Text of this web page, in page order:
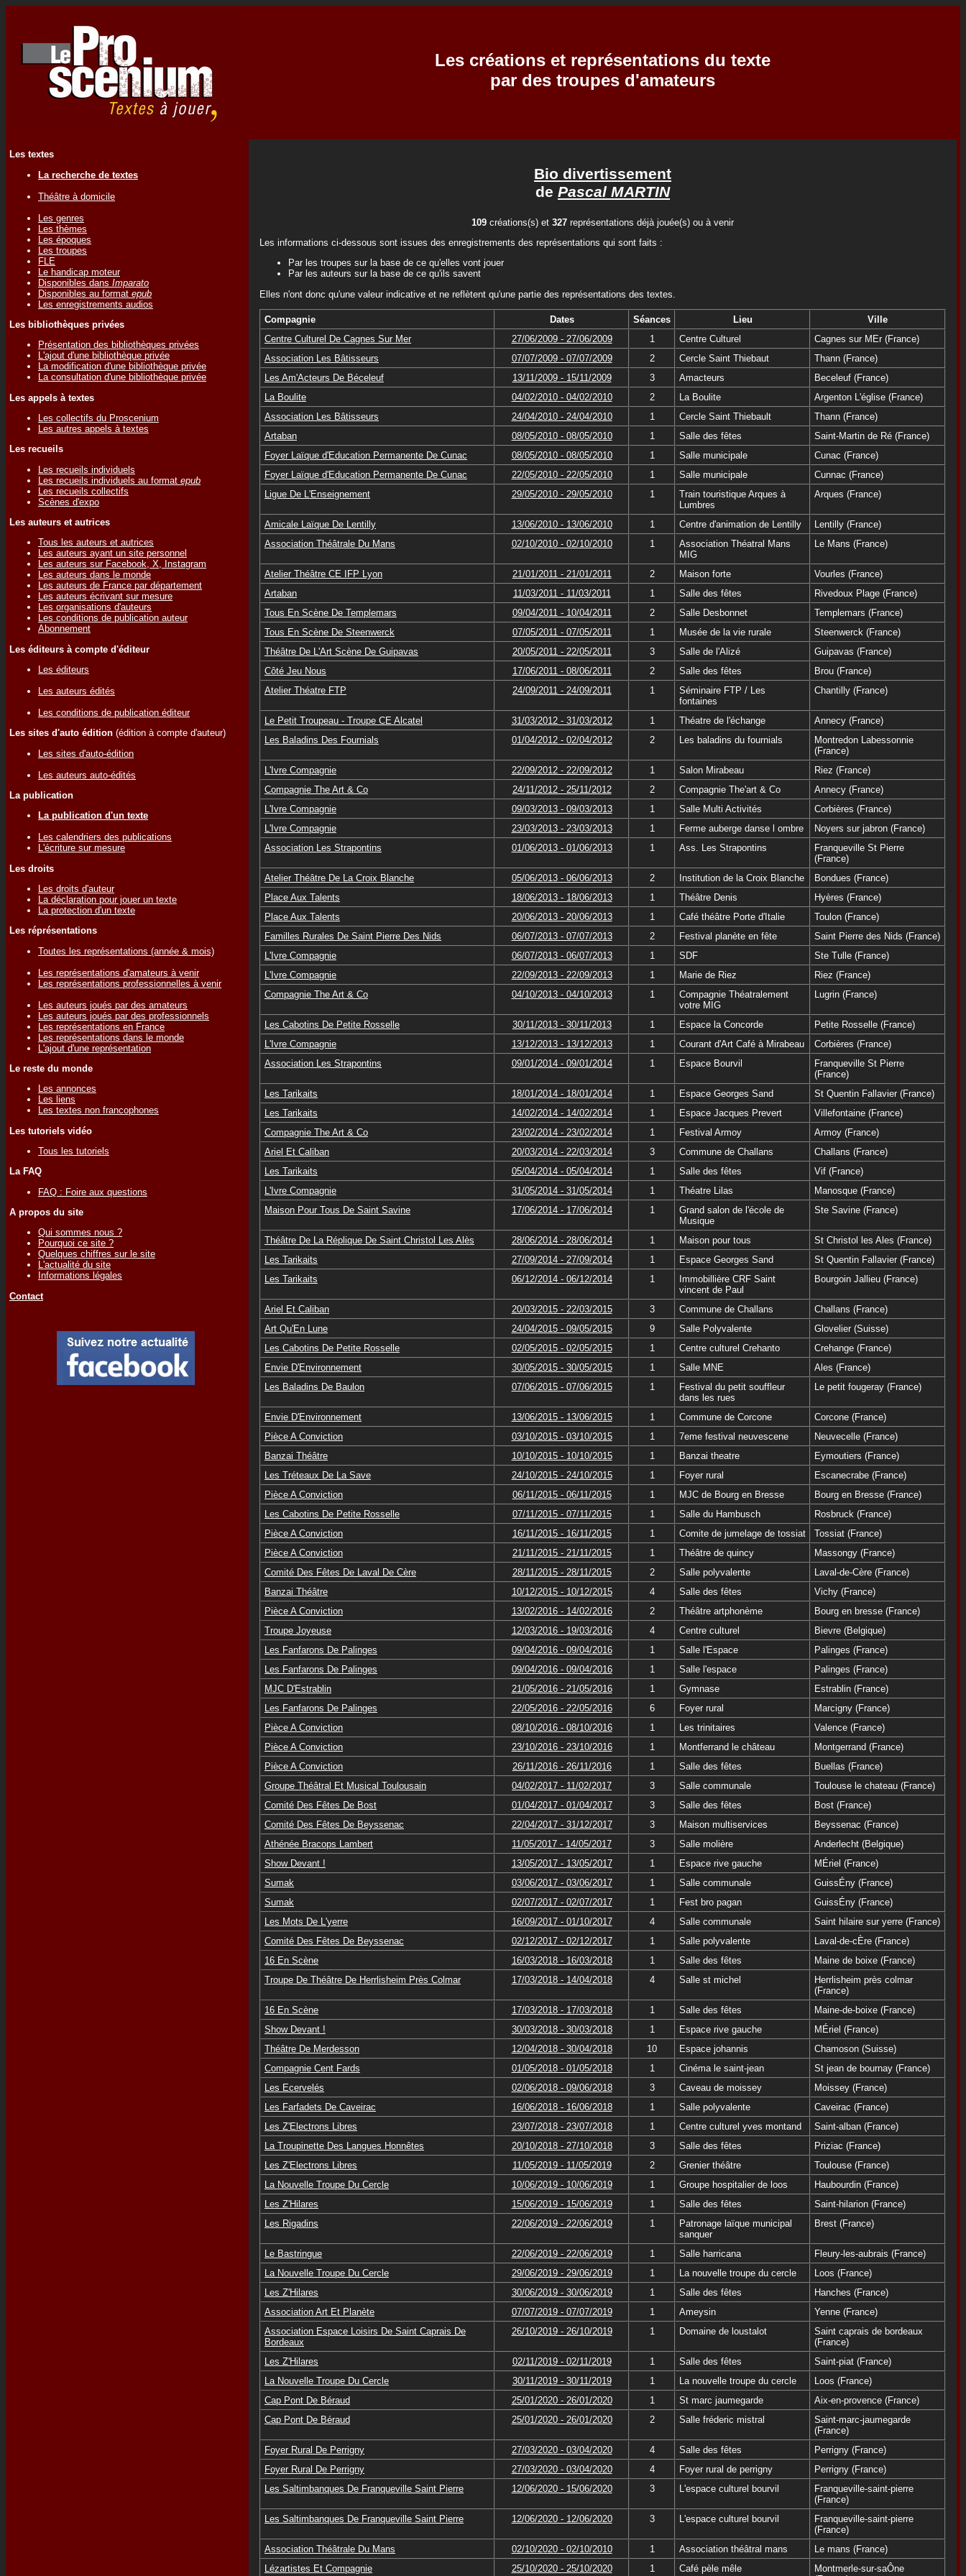
Les créations et représentations du texte
par des troupes d'amateurs
Les textes
La recherche de textes
Théâtre à domicile
Les genres
Les thèmes
Les époques
Les troupes
FLE
Le handicap moteur
Disponibles dans Imparato
Disponibles au format epub
Les enregistrements audios
Les bibliothèques privées
Présentation des bibliothèques privées
L'ajout d'une bibliothèque privée
La modification d'une bibliothèque privée
La consultation d'une bibliothèque privée
Les appels à textes
Les collectifs du Proscenium
Les autres appels à textes
Les recueils
Les recueils individuels
Les recueils individuels au format epub
Les recueils collectifs
Scènes d'expo
Les auteurs et autrices
Tous les auteurs et autrices
Les auteurs ayant un site personnel
Les auteurs sur Facebook, X, Instagram
Les auteurs dans le monde
Les auteurs de France par département
Les auteurs écrivant sur mesure
Les organisations d'auteurs
Les conditions de publication auteur
Abonnement
Les éditeurs à compte d'éditeur
Les éditeurs
Les auteurs édités
Les conditions de publication éditeur
Les sites d'auto édition (édition à compte d'auteur)
Les sites d'auto-édition
Les auteurs auto-édités
La publication
La publication d'un texte
Les calendriers des publications
L'écriture sur mesure
Les droits
Les droits d'auteur
La déclaration pour jouer un texte
La protection d'un texte
Les réprésentations
Toutes les représentations (année & mois)
Les représentations d'amateurs à venir
Les représentations professionnelles à venir
Les auteurs joués par des amateurs
Les auteurs joués par des professionnels
Les représentations en France
Les représentations dans le monde
L'ajout d'une représentation
Le reste du monde
Les annonces
Les liens
Les textes non francophones
Les tutoriels vidéo
Tous les tutoriels
La FAQ
FAQ : Foire aux questions
A propos du site
Qui sommes nous ?
Pourquoi ce site ?
Quelques chiffres sur le site
L'actualité du site
Informations légales
Contact
Bio divertissement
de Pascal MARTIN
109 créations(s) et 327 représentations déjà jouée(s) ou à venir
Les informations ci-dessous sont issues des enregistrements des représentations qui sont faits :
Par les troupes sur la base de ce qu'elles vont jouer
Par les auteurs sur la base de ce qu'ils savent
Elles n'ont donc qu'une valeur indicative et ne reflètent qu'une partie des représentations des textes.
Compagnie Dates Séances Lieu
Ville
Centre Culturel De Cagnes Sur Mer
27/06/2009 - 27/06/2009 1 Centre Culturel
Cagnes sur MEr (France)
Association Les Bâtisseurs
07/07/2009 - 07/07/2009 2 Cercle Saint Thiebaut
Thann (France)
Les Am'Acteurs De Béceleuf
13/11/2009 - 15/11/2009 3 Amacteurs
Beceleuf (France)
La Boulite
04/02/2010 - 04/02/2010 2 La Boulite
Argenton L'église (France)
Association Les Bâtisseurs
24/04/2010 - 24/04/2010 1 Cercle Saint Thiebault
Thann (France)
Artaban
08/05/2010 - 08/05/2010 1 Salle des fêtes
Saint-Martin de Ré (France)
Foyer Laïque d'Education Permanente De Cunac
08/05/2010 - 08/05/2010 1 Salle municipale
Cunac (France)
Foyer Laïque d'Education Permanente De Cunac
22/05/2010 - 22/05/2010 1 Salle municipale
Cunnac (France)
Ligue De L'Enseignement
29/05/2010 - 29/05/2010 1
Train touristique Arques à
Lumbres
Arques (France)
Amicale Laïque De Lentilly 13/06/2010 - 13/06/2010 1 Centre d'animation de Lentilly
Lentilly (France)
Association Théâtrale Du Mans
02/10/2010 - 02/10/2010 1
Association Théatral Mans
MIG
Le Mans (France)
Atelier Théâtre CE IFP Lyon 21/01/2011 - 21/01/2011 2 Maison forte
Vourles (France)
Artaban
11/03/2011 - 11/03/2011 1 Salle des fêtes
Rivedoux Plage (France)
Tous En Scène De Templemars
09/04/2011 - 10/04/2011 2 Salle Desbonnet
Templemars (France)
Tous En Scène De Steenwerck
07/05/2011 - 07/05/2011 1 Musée de la vie rurale
Steenwerck (France)
Théâtre De L'Art Scène De Guipavas
20/05/2011 - 22/05/2011 3 Salle de l'Alizé
Guipavas (France)
Côté Jeu Nous
17/06/2011 - 08/06/2011 2 Salle des fêtes
Brou (France)
Atelier Théatre FTP
24/09/2011 - 24/09/2011 1
Séminaire FTP / Les
fontaines
Chantilly (France)
Le Petit Troupeau - Troupe CE Alcatel 31/03/2012 - 31/03/2012 1 Théatre de l'échange
Annecy (France)
Les Baladins Des Fournials
01/04/2012 - 02/04/2012 2 Les baladins du fournials
Montredon Labessonnie
(France)
L'Ivre Compagnie
22/09/2012 - 22/09/2012 1 Salon Mirabeau
Riez (France)
Compagnie The Art & Co
24/11/2012 - 25/11/2012 2 Compagnie The'art & Co
Annecy (France)
L'Ivre Compagnie
09/03/2013 - 09/03/2013 1 Salle Multi Activités
Corbières (France)
L'Ivre Compagnie
23/03/2013 - 23/03/2013 1 Ferme auberge danse l ombre
Noyers sur jabron (France)
Association Les Strapontins
01/06/2013 - 01/06/2013 1 Ass. Les Strapontins
Franqueville St Pierre
(France)
Atelier Théâtre De La Croix Blanche
05/06/2013 - 06/06/2013 2 Institution de la Croix Blanche
Bondues (France)
Place Aux Talents
18/06/2013 - 18/06/2013 1 Théâtre Denis
Hyères (France)
Place Aux Talents
20/06/2013 - 20/06/2013 1 Café théâtre Porte d'Italie
Toulon (France)
Familles Rurales De Saint Pierre Des Nids
06/07/2013 - 07/07/2013 2 Festival planète en fête
Saint Pierre des Nids (France)
L'Ivre Compagnie
06/07/2013 - 06/07/2013 1 SDF
Ste Tulle (France)
L'Ivre Compagnie
22/09/2013 - 22/09/2013 1 Marie de Riez
Riez (France)
Compagnie The Art & Co
04/10/2013 - 04/10/2013 1
Compagnie Théatralement
votre MIG
Lugrin (France)
Les Cabotins De Petite Rosselle 30/11/2013 - 30/11/2013 1 Espace la Concorde
Petite Rosselle (France)
L'Ivre Compagnie
13/12/2013 - 13/12/2013 1 Courant d'Art Café à Mirabeau
Corbières (France)
Association Les Strapontins
09/01/2014 - 09/01/2014 1 Espace Bourvil
Franqueville St Pierre
(France)
Les Tarikaits
18/01/2014 - 18/01/2014 1 Espace Georges Sand
St Quentin Fallavier (France)
Les Tarikaits
14/02/2014 - 14/02/2014 1 Espace Jacques Prevert
Villefontaine (France)
Compagnie The Art & Co
23/02/2014 - 23/02/2014 1 Festival Armoy
Armoy (France)
Ariel Et Caliban
20/03/2014 - 22/03/2014 3 Commune de Challans
Challans (France)
Les Tarikaits
05/04/2014 - 05/04/2014 1 Salle des fêtes
Vif (France)
L'Ivre Compagnie
31/05/2014 - 31/05/2014 1 Théatre Lilas
Manosque (France)
Maison Pour Tous De Saint Savine
17/06/2014 - 17/06/2014 1
Grand salon de l'école de
Musique
Ste Savine (France)
Théâtre De La Réplique De Saint Christol Les Alès 28/06/2014 - 28/06/2014 1 Maison pour tous
St Christol les Ales (France)
Les Tarikaits
27/09/2014 - 27/09/2014 1 Espace Georges Sand
St Quentin Fallavier (France)
Les Tarikaits
06/12/2014 - 06/12/2014 1
Immobillière CRF Saint
vincent de Paul
Bourgoin Jallieu (France)
Ariel Et Caliban 20/03/2015 - 22/03/2015 3 Commune de Challans
Challans (France)
Art Qu'En Lune
24/04/2015 - 09/05/2015 9 Salle Polyvalente
Glovelier (Suisse)
Les Cabotins De Petite Rosselle
02/05/2015 - 02/05/2015 1 Centre culturel Crehanto
Crehange (France)
Envie D'Environnement
30/05/2015 - 30/05/2015 1 Salle MNE
Ales (France)
Les Baladins De Baulon
07/06/2015 - 07/06/2015 1
Festival du petit souffleur
dans les rues
Le petit fougeray (France)
Envie D'Environnement 13/06/2015 - 13/06/2015 1 Commune de Corcone
Corcone (France)
Pièce A Conviction
03/10/2015 - 03/10/2015 1 7eme festival neuvescene
Neuvecelle (France)
Banzai Théâtre
10/10/2015 - 10/10/2015 1 Banzai theatre
Eymoutiers (France)
Les Tréteaux De La Save
24/10/2015 - 24/10/2015 1 Foyer rural
Escanecrabe (France)
Pièce A Conviction
06/11/2015 - 06/11/2015 1 MJC de Bourg en Bresse
Bourg en Bresse (France)
Les Cabotins De Petite Rosselle
07/11/2015 - 07/11/2015 1 Salle du Hambusch
Rosbruck (France)
Pièce A Conviction
16/11/2015 - 16/11/2015 1 Comite de jumelage de tossiat
Tossiat (France)
Pièce A Conviction
21/11/2015 - 21/11/2015 1 Théâtre de quincy
Massongy (France)
Comité Des Fêtes De Laval De Cère
28/11/2015 - 28/11/2015 2 Salle polyvalente
Laval-de-Cère (France)
Banzai Théâtre
10/12/2015 - 10/12/2015 4 Salle des fêtes
Vichy (France)
Pièce A Conviction
13/02/2016 - 14/02/2016 2 Théâtre artphonème
Bourg en bresse (France)
Troupe Joyeuse
12/03/2016 - 19/03/2016 4 Centre culturel
Bievre (Belgique)
Les Fanfarons De Palinges
09/04/2016 - 09/04/2016 1 Salle l'Espace
Palinges (France)
Les Fanfarons De Palinges
09/04/2016 - 09/04/2016 1 Salle l'espace
Palinges (France)
MJC D'Estrablin
21/05/2016 - 21/05/2016 1 Gymnase
Estrablin (France)
Les Fanfarons De Palinges
22/05/2016 - 22/05/2016 6 Foyer rural
Marcigny (France)
Pièce A Conviction
08/10/2016 - 08/10/2016 1 Les trinitaires
Valence (France)
Pièce A Conviction
23/10/2016 - 23/10/2016 1 Montferrand le château
Montgerrand (France)
Pièce A Conviction
26/11/2016 - 26/11/2016 1 Salle des fêtes
Buellas (France)
Groupe Théâtral Et Musical Toulousain
04/02/2017 - 11/02/2017 3 Salle communale
Toulouse le chateau (France)
Comité Des Fêtes De Bost
01/04/2017 - 01/04/2017 3 Salle des fêtes
Bost (France)
Comité Des Fêtes De Beyssenac
22/04/2017 - 31/12/2017 3 Maison multiservices
Beyssenac (France)
Athénée Bracops Lambert
11/05/2017 - 14/05/2017 3 Salle molière
Anderlecht (Belgique)
Show Devant !
13/05/2017 - 13/05/2017 1 Espace rive gauche
MÉriel (France)
Sumak
03/06/2017 - 03/06/2017 1 Salle communale
GuissÉny (France)
Sumak
02/07/2017 - 02/07/2017 1 Fest bro pagan
GuissÉny (France)
Les Mots De L'yerre
16/09/2017 - 01/10/2017 4 Salle communale
Saint hilaire sur yerre (France)
Comité Des Fêtes De Beyssenac
02/12/2017 - 02/12/2017 1 Salle polyvalente
Laval-de-cÈre (France)
16 En Scène
16/03/2018 - 16/03/2018 1 Salle des fêtes
Maine de boixe (France)
Troupe De Théâtre De Herrlisheim Près Colmar
17/03/2018 - 14/04/2018 4 Salle st michel
Herrlisheim près colmar
(France)
16 En Scène
17/03/2018 - 17/03/2018 1 Salle des fêtes
Maine-de-boixe (France)
Show Devant !
30/03/2018 - 30/03/2018 1 Espace rive gauche
MÉriel (France)
Théâtre De Merdesson
12/04/2018 - 30/04/2018 10 Espace johannis
Chamoson (Suisse)
Compagnie Cent Fards
01/05/2018 - 01/05/2018 1 Cinéma le saint-jean
St jean de bournay (France)
Les Ecervelés
02/06/2018 - 09/06/2018 3 Caveau de moissey
Moissey (France)
Les Farfadets De Caveirac
16/06/2018 - 16/06/2018 1 Salle polyvalente
Caveirac (France)
Les Z'Electrons Libres
23/07/2018 - 23/07/2018 1 Centre culturel yves montand
Saint-alban (France)
La Troupinette Des Langues Honnêtes
20/10/2018 - 27/10/2018 3 Salle des fêtes
Priziac (France)
Les Z'Electrons Libres
11/05/2019 - 11/05/2019 2 Grenier théâtre
Toulouse (France)
La Nouvelle Troupe Du Cercle
10/06/2019 - 10/06/2019 1 Groupe hospitalier de loos
Haubourdin (France)
Les Z'Hilares
15/06/2019 - 15/06/2019 1 Salle des fêtes
Saint-hilarion (France)
Les Rigadins
22/06/2019 - 22/06/2019 1
Patronage laïque municipal
sanquer
Brest (France)
Le Bastringue 22/06/2019 - 22/06/2019 1 Salle harricana
Fleury-les-aubrais (France)
La Nouvelle Troupe Du Cercle
29/06/2019 - 29/06/2019 1 La nouvelle troupe du cercle
Loos (France)
Les Z'Hilares
30/06/2019 - 30/06/2019 1 Salle des fêtes
Hanches (France)
Association Art Et Planète
07/07/2019 - 07/07/2019 1 Ameysin
Yenne (France)
Association Espace Loisirs De Saint Caprais De
Bordeaux
26/10/2019 - 26/10/2019 1 Domaine de loustalot
Saint caprais de bordeaux
(France)
Les Z'Hilares
02/11/2019 - 02/11/2019 1 Salle des fêtes
Saint-piat (France)
La Nouvelle Troupe Du Cercle
30/11/2019 - 30/11/2019 1 La nouvelle troupe du cercle
Loos (France)
Cap Pont De Béraud
25/01/2020 - 26/01/2020 1 St marc jaumegarde
Aix-en-provence (France)
Cap Pont De Béraud
25/01/2020 - 26/01/2020 2 Salle fréderic mistral
Saint-marc-jaumegarde
(France)
Foyer Rural De Perrigny
27/03/2020 - 03/04/2020 4 Salle des fêtes
Perrigny (France)
Foyer Rural De Perrigny
27/03/2020 - 03/04/2020 4 Foyer rural de perrigny
Perrigny (France)
Les Saltimbanques De Franqueville Saint Pierre
12/06/2020 - 15/06/2020 3 L'espace culturel bourvil
Franqueville-saint-pierre
(France)
Les Saltimbanques De Franqueville Saint Pierre
12/06/2020 - 12/06/2020 3 L'espace culturel bourvil
Franqueville-saint-pierre
(France)
Association Théâtrale Du Mans
02/10/2020 - 02/10/2010 1 Association théâtral mans
Le mans (France)
Lézartistes Et Compagnie
25/10/2020 - 25/10/2020 1 Café pèle mêle
Montmerle-sur-saÔne